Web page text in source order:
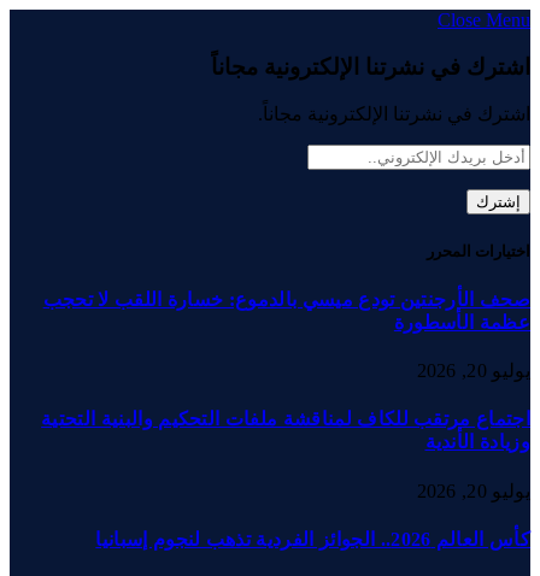
Close Menu
اشترك في نشرتنا الإلكترونية مجاناً
اشترك في نشرتنا الإلكترونية مجاناً.
اختيارات المحرر
صحف الأرجنتين تودع ميسي بالدموع: خسارة اللقب لا تحجب
عظمة الأسطورة
يوليو 20, 2026
اجتماع مرتقب للكاف لمناقشة ملفات التحكيم والبنية التحتية
وزيادة الأندية
يوليو 20, 2026
كأس العالم 2026.. الجوائز الفردية تذهب لنجوم إسبانيا